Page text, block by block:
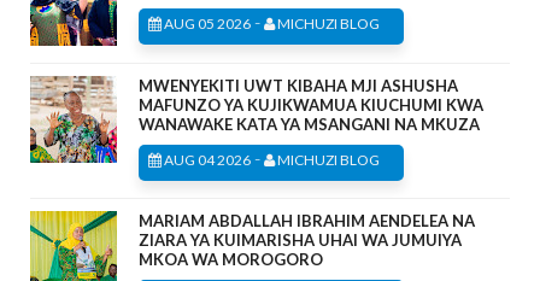
AUG 05 2026 - MICHUZI BLOG
MWENYEKITI UWT KIBAHA MJI ASHUSHA
MAFUNZO YA KUJIKWAMUA KIUCHUMI KWA
WANAWAKE KATA YA MSANGANI NA MKUZA
AUG 04 2026 - MICHUZI BLOG
MARIAM ABDALLAH IBRAHIM AENDELEA NA
ZIARA YA KUIMARISHA UHAI WA JUMUIYA
MKOA WA MOROGORO